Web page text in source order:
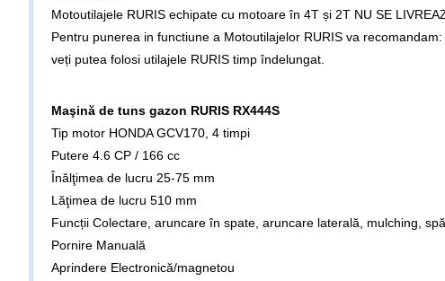
Motoutilajele RURIS echipate cu motoare în 4T și 2T NU SE
Pentru punerea in functiune a Motoutilajelor RURIS va
veți putea folosi utilajele RURIS timp îndelungat.
Maşină de tuns gazon RURIS RX444S
Tip motor HONDA GCV170, 4 timpi
Putere 4.6 CP / 166 cc
Înălţimea de lucru 25-75 mm
Lăţimea de lucru 510 mm
Funcții Colectare, aruncare în spate, aruncare laterală, mulching,
Pornire Manuală
Aprindere Electronică/magnetou